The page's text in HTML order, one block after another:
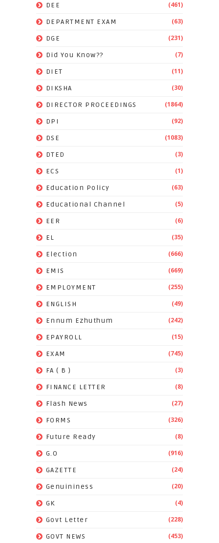
DEE (461)
DEPARTMENT EXAM (63)
DGE (231)
Did You Know?? (7)
DIET (11)
DIKSHA (30)
DIRECTOR PROCEEDINGS (1864)
DPI (92)
DSE (1083)
DTED (3)
ECS (1)
Education Policy (63)
Educational Channel (5)
EER (6)
EL (35)
Election (666)
EMIS (669)
EMPLOYMENT (255)
ENGLISH (49)
Ennum Ezhuthum (242)
EPAYROLL (15)
EXAM (745)
FA ( B ) (3)
FINANCE LETTER (8)
Flash News (27)
FORMS (326)
Future Ready (8)
G.O (916)
GAZETTE (24)
Genuininess (20)
GK (4)
Govt Letter (228)
GOVT NEWS (453)